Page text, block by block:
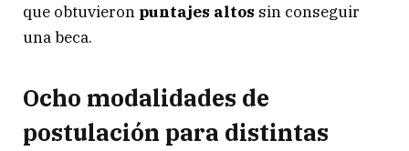
que obtuvieron puntajes altos sin conseguir
una beca.
Ocho modalidades de
postulación para distintas